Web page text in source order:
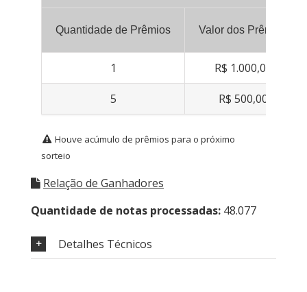
Quantidade de Prêmios Valor dos Prêmios
1 R$ 1.000,00
5 R$ 500,00
Houve acúmulo de prêmios para o próximo
sorteio
Relação de Ganhadores
Quantidade de notas processadas: 48.077
Detalhes Técnicos